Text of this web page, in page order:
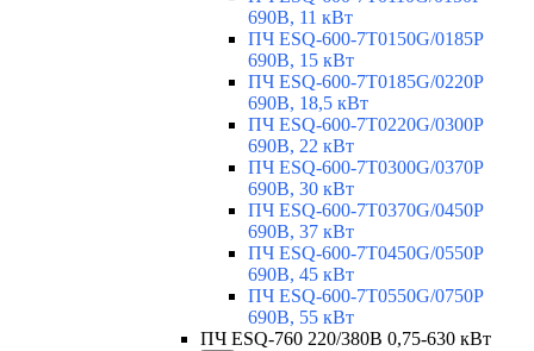
690В, 11 кВт
ПЧ ESQ-600-7T0150G/0185P
690В, 15 кВт
ПЧ ESQ-600-7T0185G/0220P
690В, 18,5 кВт
ПЧ ESQ-600-7T0220G/0300P
690В, 22 кВт
ПЧ ESQ-600-7T0300G/0370P
690В, 30 кВт
ПЧ ESQ-600-7T0370G/0450P
690В, 37 кВт
ПЧ ESQ-600-7T0450G/0550P
690В, 45 кВт
ПЧ ESQ-600-7T0550G/0750P
690В, 55 кВт
ПЧ ESQ-760 220/380В 0,75-630 кВт